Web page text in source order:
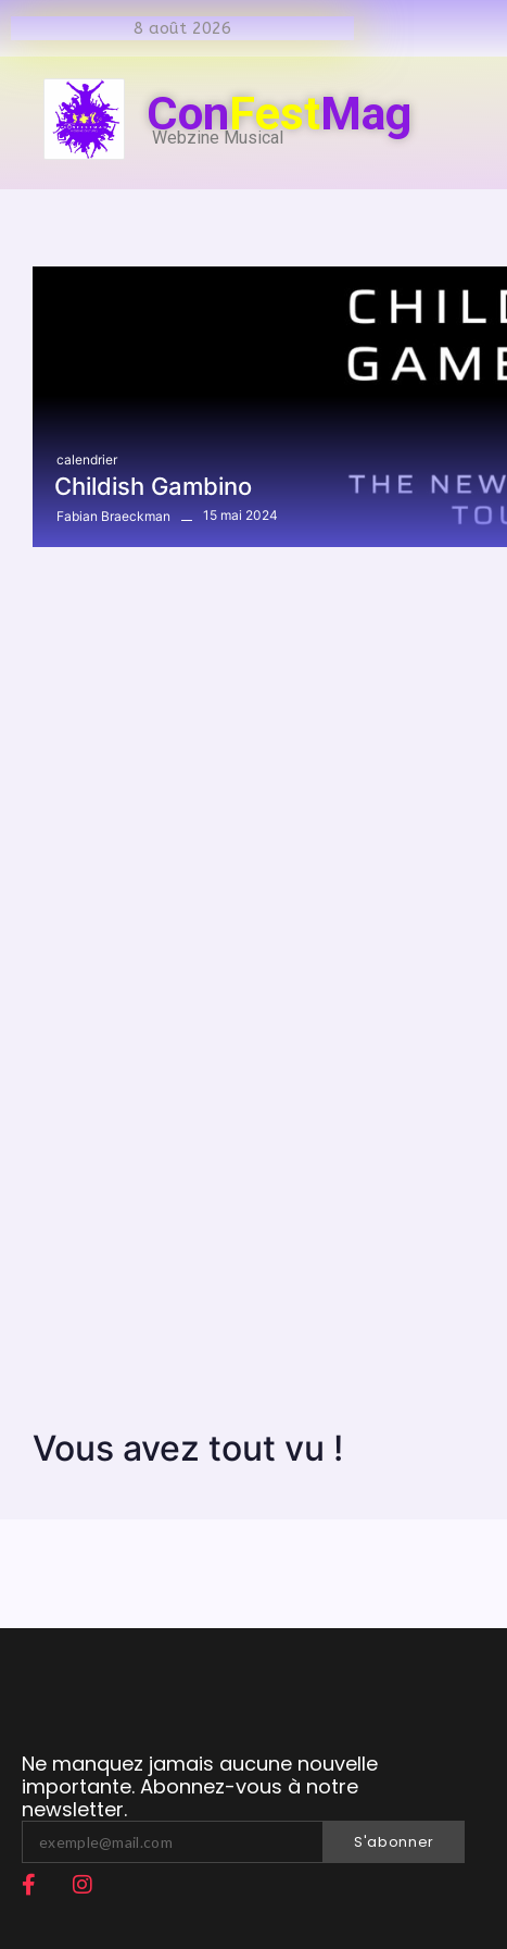
8 août 2026
ConFestMag
Webzine Musical
calendrier
Childish Gambino
Fabian Braeckman 15 mai 2024
Vous avez tout vu !
Ne manquez jamais aucune nouvelle
importante. Abonnez-vous à notre
newsletter.
S'abonner